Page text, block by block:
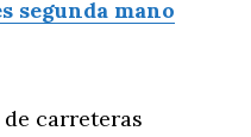
segunda mano
carreteras